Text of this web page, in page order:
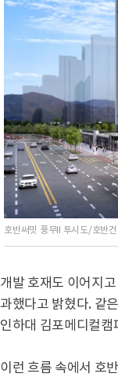
호반써밋 풍무II 투시도/호반
개발 호재도 이어지
과했다고 밝혔다. 같
인하대 김포메디컬캠
이런 흐름 속에서 호